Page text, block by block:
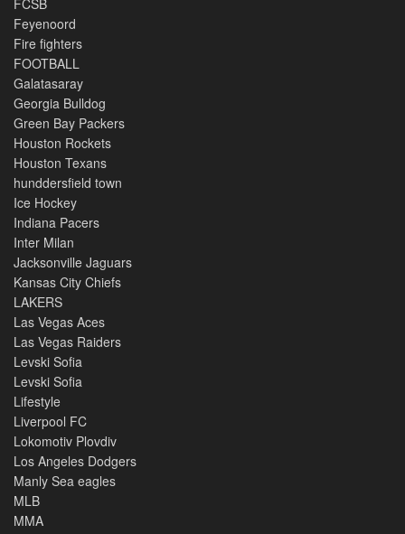
Feyenoord
Fire fighters
FOOTBALL
Galatasaray
Georgia Bulldog
Green Bay Packers
Houston Rockets
Houston Texans
hunddersfield town
Ice Hockey
Indiana Pacers
Inter Milan
Jacksonville Jaguars
Kansas City Chiefs
LAKERS
Las Vegas Aces
Las Vegas Raiders
Levski Sofia
Levski Sofia
Lifestyle
Liverpool FC
Lokomotiv Plovdiv
Los Angeles Dodgers
Manly Sea eagles
MLB
MMA